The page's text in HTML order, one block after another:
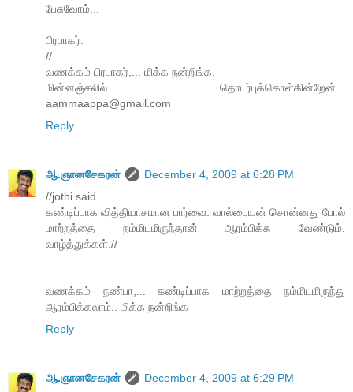
பேசுவோம்...
பிரபாகர்.
//
வணக்கம் பிரபாகர்,... மிக்க நன்றிங்க.
மின்னஞ்சலில் தொடர்புக்கொள்கின்றேன்...
aammaappa@gmail.com
Reply
ஆ.ஞானசேகரன்
December 4, 2009 at 6:28 PM
//jothi said...
கண்டிப்பாக வித்தியாசமான பார்வை. வால்பையன் சொன்னது போல்
மாற்றத்தை நம்மிடமிருந்தான் ஆரம்பிக்க வேண்டும்.
வாழ்த்துக்கள்.//
வணக்கம் நண்பா,... கண்டிப்பாக மாற்றத்தை நம்மிடமிருந்து
ஆரம்பிக்கலாம்.. மிக்க நன்றிங்க‌
Reply
ஆ.ஞானசேகரன்
December 4, 2009 at 6:29 PM